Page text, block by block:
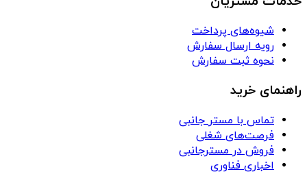
شیوه‌های پرداخت
رویه ارسال سفارش
نحوه ثبت سفارش
راهنمای خرید
تماس با مستر جانبی
فرصت‌های شغلی
فروش در مسترجانبی
اخباری فناوری